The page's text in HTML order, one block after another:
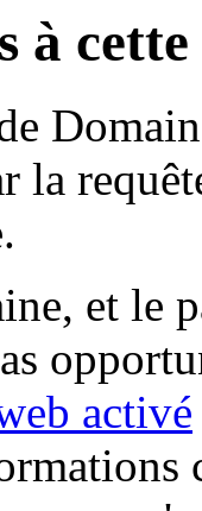
à
la
et le
activé